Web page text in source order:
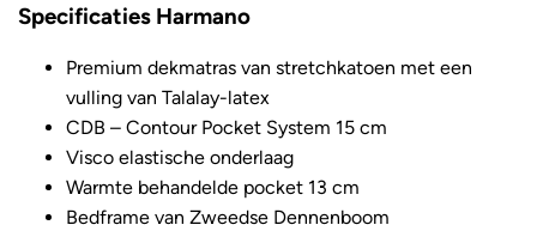
Specificaties Harmano
Premium dekmatras van stretchkatoen met een
vulling van Talalay-latex
CDB – Contour Pocket System 15 cm
Visco elastische onderlaag
Warmte behandelde pocket 13 cm
Bedframe van Zweedse Dennenboom